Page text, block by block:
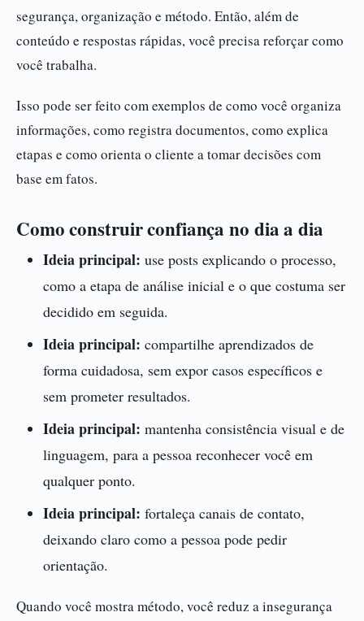
segurança, organização e método. Então, além de
conteúdo e respostas rápidas, você precisa reforçar como
você trabalha.
Isso pode ser feito com exemplos de como você organiza
informações, como registra documentos, como explica
etapas e como orienta o cliente a tomar decisões com
base em fatos.
Como construir confiança no dia a dia
Ideia principal: use posts explicando o processo,
como a etapa de análise inicial e o que costuma ser
decidido em seguida.
Ideia principal: compartilhe aprendizados de
forma cuidadosa, sem expor casos específicos e
sem prometer resultados.
Ideia principal: mantenha consistência visual e de
linguagem, para a pessoa reconhecer você em
qualquer ponto.
Ideia principal: fortaleça canais de contato,
deixando claro como a pessoa pode pedir
orientação.
Quando você mostra método, você reduz a insegurança